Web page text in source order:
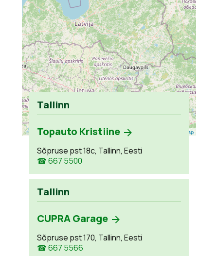
Leaflet OpenStreetMap
Tallinn
Topauto Kristiine
Sõpruse pst 18c, Tallinn, Eesti
☎ 667 5500
Tallinn
CUPRA Garage
Sõpruse pst 170, Tallinn, Eesti
☎ 667 5566